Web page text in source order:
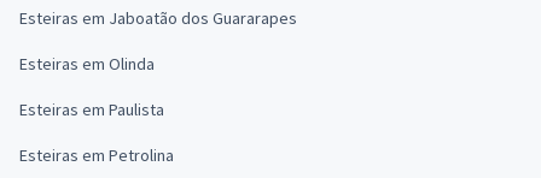
Esteiras em Jaboatão dos Guararapes
Esteiras em Olinda
Esteiras em Paulista
Esteiras em Petrolina